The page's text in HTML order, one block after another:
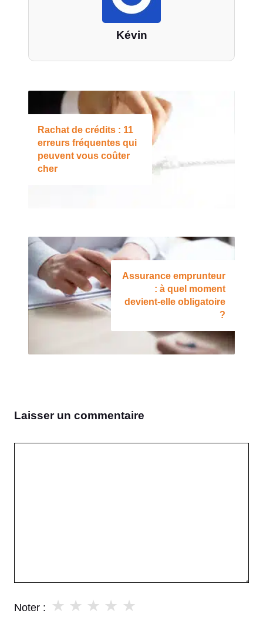
Kévin
Rachat de crédits : 11
erreurs fréquentes qui
peuvent vous coûter
cher
Assurance emprunteur
: à quel moment
devient-elle obligatoire
?
Laisser un commentaire
Noter : ★
★
★
★
★